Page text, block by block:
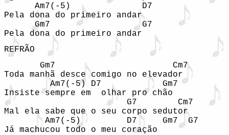
      Am7(-5)              D7
Pela dona do primeiro andar
      Gm7                  G7
Pela dona do primeiro andar
REFRÃO
       Gm7                       Cm7
Toda manhã desce comigo no elevador
         Am7(-5) D7            Gm7
Insiste sempre em  olhar pro chão
                        G7        Cm7
Mal ela sabe que o seu corpo sedutor
        Am7(-5)         D7     Gm7  G7
Já machucou todo o meu coração